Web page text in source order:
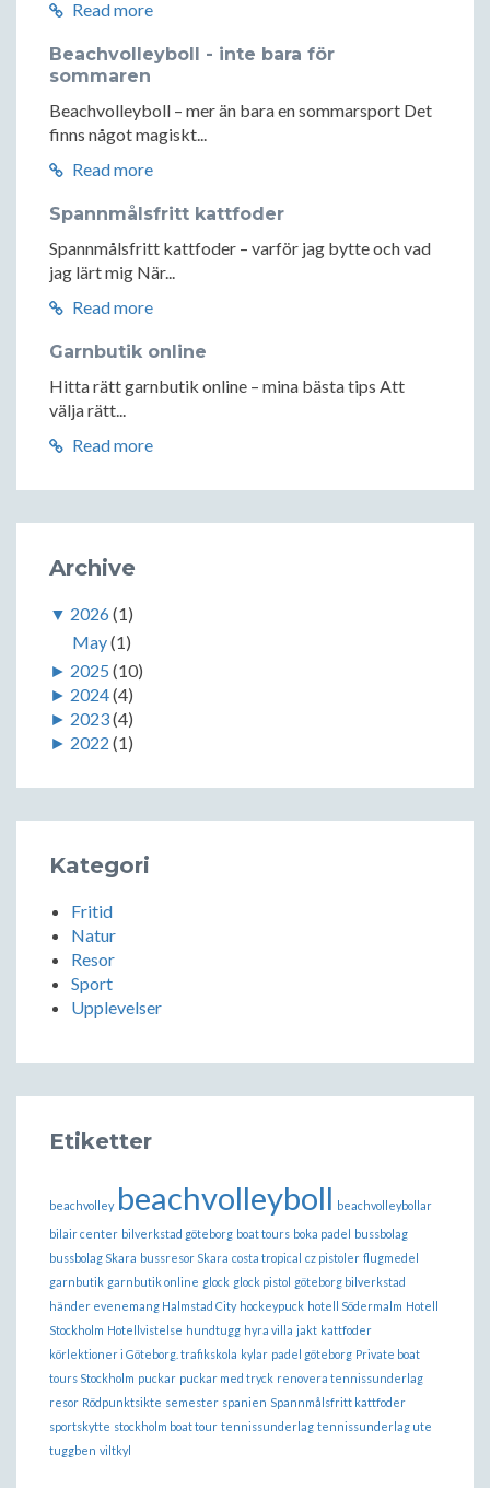
Read more
Beachvolleyboll - inte bara för
sommaren
Beachvolleyboll – mer än bara en sommarsport Det
finns något magiskt...
Read more
Spannmålsfritt kattfoder
Spannmålsfritt kattfoder – varför jag bytte och vad
jag lärt mig När...
Read more
Garnbutik online
Hitta rätt garnbutik online – mina bästa tips Att
välja rätt...
Read more
Archive
▼ 2026(1)
May(1)
► 2025 (10)
► 2024(4)
► 2023(4)
► 2022 (1)
Kategori
Fritid
Natur
Resor
Sport
Upplevelser
Etiketter
beachvolley beachvolleyboll beachvolleybollar
bilair center bilverkstad göteborg boat tours boka padel bussbolag
bussbolag Skara bussresor Skara costa tropical cz pistoler flugmedel
garnbutik garnbutik online glock glock pistol göteborg bilverkstad
händer evenemang Halmstad City hockeypuck hotell Södermalm Hotell
Stockholm Hotellvistelse hundtugg hyra villa jakt kattfoder
körlektioner i Göteborg. trafikskola kylar padel göteborg Private boat
tours Stockholm puckar puckar med tryck renovera tennissunderlag
resor Rödpunktsikte semester spanien Spannmålsfritt kattfoder
sportskytte stockholm boat tour tennissunderlag tennissunderlag ute
tuggben viltkyl